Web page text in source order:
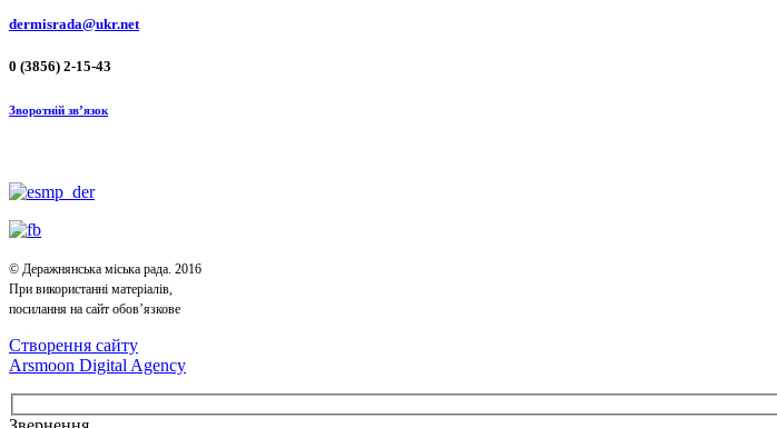
dermisrada@ukr.net
0 (3856) 2-15-43
Зворотній зв’язок
© Деражнянська міська рада. 2016
При використанні матеріалів,
посилання на сайт обов’язкове
Створення сайту
Arsmoon Digital Agency